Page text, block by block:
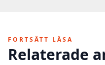
FORTSÄTT LÄSA
Relaterade